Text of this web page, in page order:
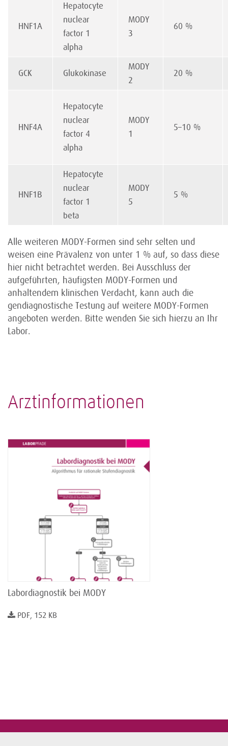
HNF1A
Hepatocyte
nuclear
factor 1
alpha
MODY
3
60 %
GCK Glukokinase
MODY
2
20 %
HNF4A
Hepatocyte
nuclear
factor 4
alpha
MODY
1
5–10 %
HNF1B
Hepatocyte
nuclear
factor 1
beta
MODY
5
5 %
Alle weiteren MODY-Formen sind sehr selten und
weisen eine Prävalenz von unter 1 % auf, so dass diese
hier nicht betrachtet werden. Bei Ausschluss der
aufgeführten, häufigsten MODY-Formen und
anhaltendem klinischen Verdacht, kann auch die
gendiagnostische Testung auf weitere MODY-Formen
angeboten werden. Bitte wenden Sie sich hierzu an Ihr
Labor.
Arztinformationen
Labordiagnostik bei MODY
PDF, 152 KB